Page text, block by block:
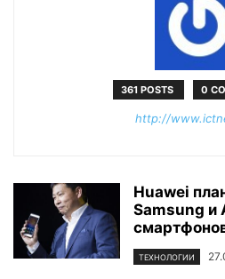
361 POSTS 0
http://
Huawei
Samsung и
ТЕХНОЛОГИИ